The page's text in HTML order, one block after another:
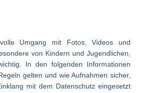
Umgang mit Fotos, Videos und
von Kindern und Jugendlichen,
In den folgenden Informationen
gelten und wie Aufnahmen sicher,
mit dem Datenschutz eingesetzt